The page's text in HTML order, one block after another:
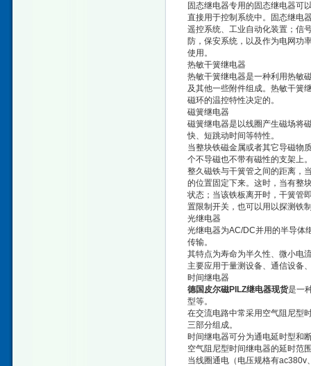
固态继电器专用的固态继电器可
直接用于控制系统中。固态继电
遥控系统、工业自动化装置；信
防，保安系统，以及作为电网功
使用。
热敏干簧继电器
热敏干簧继电器是一种利用热敏
及其他一些附件组成。热敏干簧
磁环的温控特性决定的。
磁簧继电器
磁簧继电器是以线圈产生磁场将
快、短跳动时间等特性。
当整块铁磁金属或者其它导磁物
个不导磁也不带有磁性的支架上
整久磁铁与干簧管之间的距离，
的位置固定下来。这时，当有整
状态；当该铁板离开时，干簧管
置限制开关，也可以用以探测铁
光继电器
光继电器为AC/DC并用的半导体
传输。
其特点为寿命为半久性、微小电
主要应用于量测设备、通信设备
时间继电器
德国皮尔磁PILZ继电器现货是一
型等。
在交流电路中常采用空气阻尼型
三部分组成。
时间继电器可分为通电延时型和
空气阻尼型时间继电器的延时范
当线圈通电（电压规格有